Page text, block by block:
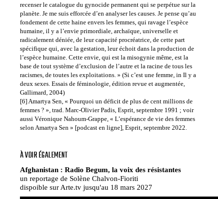
recenser le catalogue du gynocide permanent qui se perpétue sur la
planète. Je me suis efforcée d’en analyser les causes. Je pense qu’au
fondement de cette haine envers les femmes, qui ravage l’espèce
humaine, il y a l’envie primordiale, archaïque, universelle et
radicalement déniée, de leur capacité procréatrice, de cette part
spécifique qui, avec la gestation, leur échoit dans la production de
l’espèce humaine. Cette envie, qui est la misogynie même, est la
base de tout système d’exclusion de l’autre et la racine de tous les
racismes, de toutes les exploitations. » (Si c’est une femme, in Il y a
deux sexes. Essais de féminologie, édition revue et augmentée,
Gallimard, 2004)
[6] Amartya Sen, « Pourquoi un déficit de plus de cent millions de
femmes ? », trad. Marc-Olivier Padis, Esprit, septembre 1991 ; voir
aussi Véronique Nahoum-Grappe, « L’espérance de vie des femmes
selon Amartya Sen » [podcast en ligne], Esprit, septembre 2022.
À VOIR ÉGALEMENT
Afghanistan : Radio Begum, la voix des résistantes
un reportage de Solène Chalvon-Fioriti
dispoible sur Arte.tv jusqu'au 18 mars 2027